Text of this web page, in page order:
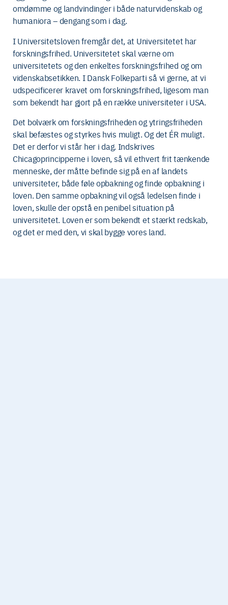
omdømme og landvindinger i både naturvidenskab og
humaniora – dengang som i dag.
I Universitetsloven fremgår det, at Universitetet har
forskningsfrihed. Universitetet skal værne om
universitetets og den enkeltes forskningsfrihed og om
videnskabsetikken. I Dansk Folkeparti så vi gerne, at vi
udspecificerer kravet om forskningsfrihed, ligesom man
som bekendt har gjort på en række universiteter i USA.
Det bolværk om forskningsfriheden og ytringsfriheden
skal befæstes og styrkes hvis muligt. Og det ÉR muligt.
Det er derfor vi står her i dag. Indskrives
Chicagoprincipperne i loven, så vil ethvert frit tænkende
menneske, der måtte befinde sig på en af landets
universiteter, både føle opbakning og finde opbakning i
loven. Den samme opbakning vil også ledelsen finde i
loven, skulle der opstå en penibel situation på
universitetet. Loven er som bekendt et stærkt redskab,
og det er med den, vi skal bygge vores land.